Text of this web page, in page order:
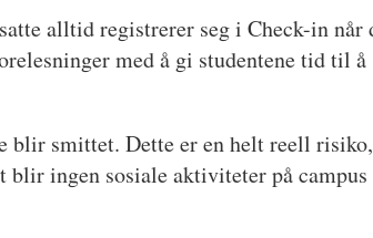
alltid registrerer seg i Check-in når
med å gi studentene tid til å
blir smittet. Dette er en helt reell risiko,
ingen sosiale aktiviteter på campus